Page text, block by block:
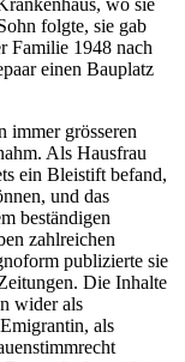
folgte, sie gab
Familie 1948 nach
einen Bauplatz
immer grösseren
Als Hausfrau
ein Bleistift befand,
und das
beständigen
zahlreichen
publizierte sie
Die Inhalte
wider als
als